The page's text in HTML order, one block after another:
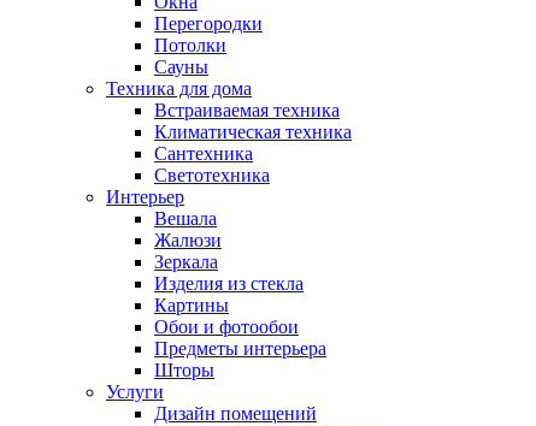
Перегородки
Потолки
Сауны
Техника для дома
Встраиваемая техника
Климатическая техника
Сантехника
Светотехника
Интерьер
Вешала
Жалюзи
Зеркала
Изделия из стекла
Картины
Обои и фотообои
Предметы интерьера
Шторы
Услуги
Дизайн помещений